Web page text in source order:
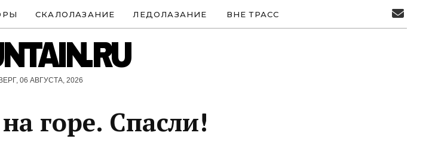
СКАЛОЛАЗАНИЕ ЛЕДОЛАЗАНИЕ ВНЕ ТРАСС
06 АВГУСТА, 2026
горе. Спасли!